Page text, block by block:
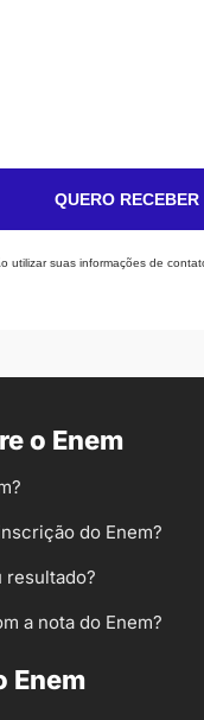
QUERO RECEBER
utilizar suas informações de
o Enem
do Enem?
resultado?
a nota do Enem?
Enem